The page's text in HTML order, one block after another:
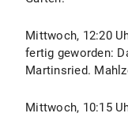
Mittwoch, 12:20
fertig geworden:
Martinsried.
Mittwoch, 10:15